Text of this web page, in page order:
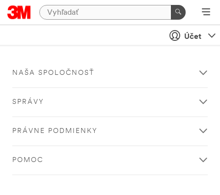
Účet
NAŠA SPOLOČNOSŤ
SPRÁVY
PRÁVNE PODMIENKY
POMOC